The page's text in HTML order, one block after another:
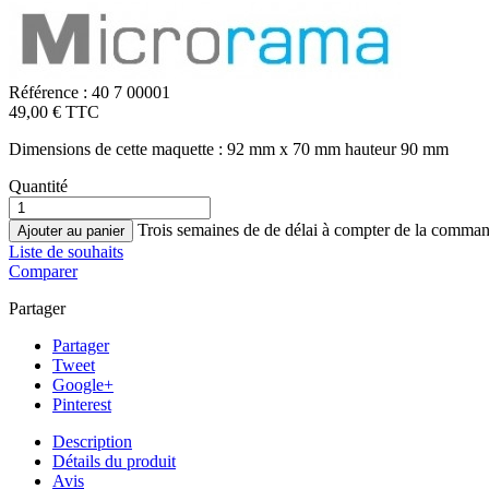
Référence : 40 7 00001
49,00 € TTC
Dimensions de cette maquette : 92 mm x 70 mm hauteur 90 mm
Quantité
Ajouter au panier
Trois semaines de de délai à compter de la
Liste de souhaits
Comparer
Partager
Partager
Tweet
Google+
Pinterest
Description
Détails du produit
Avis